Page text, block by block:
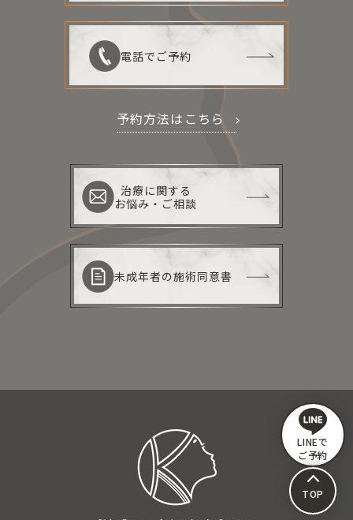
電話でご予約
予約方法はこちら
治療に関する
お悩み・ご相談
未成年者の施術同意書
LINEで
ご予約
TOP